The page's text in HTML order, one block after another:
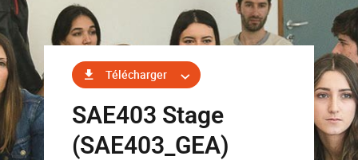
Télécharger
SAE403 Stage
(SAE403_GEA)